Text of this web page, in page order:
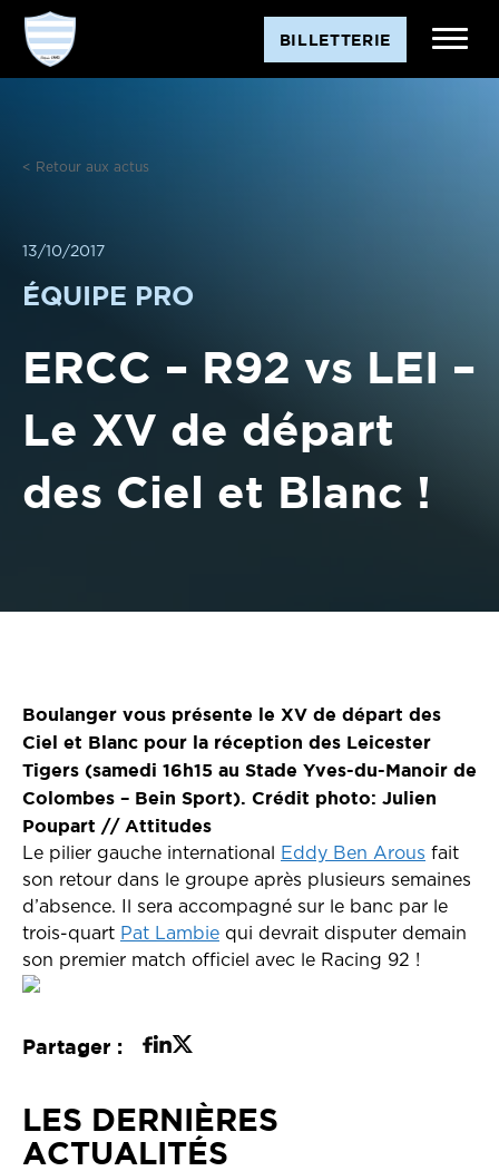
Aller
contenu
BILLETTERIE
< Retour aux actus
13/10/2017
ÉQUIPE PRO
ERCC – R92 vs LEI –
Le XV de départ
des Ciel et Blanc !
Boulanger vous présente le XV de départ des
Ciel et Blanc pour la réception des Leicester
Tigers (samedi 16h15 au Stade Yves-du-Manoir de
Colombes – Bein Sport). Crédit photo: Julien
Poupart // Attitudes
Le pilier gauche international Eddy Ben Arous fait
son retour dans le groupe après plusieurs semaines
d’absence. Il sera accompagné sur le banc par le
trois-quart Pat Lambie qui devrait disputer demain
son premier match officiel avec le Racing 92 !
Partager :
LES DERNIÈRES
ACTUALITÉS